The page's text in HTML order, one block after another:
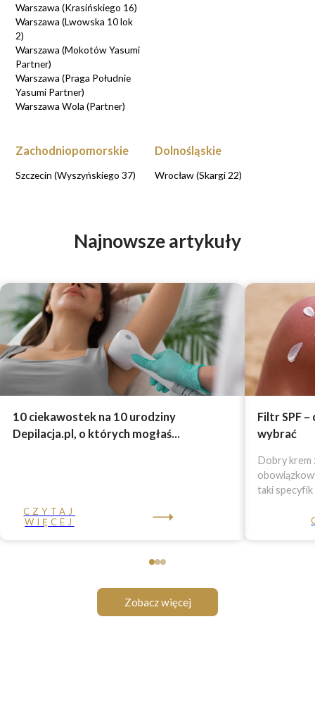
Warszawa (Krasińskiego 16)
Warszawa (Lwowska 10 lok
2)
Warszawa (Mokotów Yasumi
Partner)
Warszawa (Praga Południe
Yasumi Partner)
Warszawa Wola (Partner)
Zachodniopomorskie
Szczecin (Wyszyńskiego 37)
Dolnośląskie
Wrocław (Skargi 22)
Najnowsze artykuły
10 ciekawostek na 10 urodziny
Depilacja.pl, o których mogłaś...
CZYTAJ
WIĘCEJ
Filtr SPF
wybrać
Dobry krem
taki specyfik
Zobacz więcej